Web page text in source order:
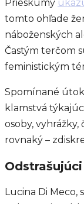
Prieskumy
tomto ohľade
náboženských
Častým terčom
feministickým
Spomínané
klamstvá
osoby, vyhrážky,
rovnaký –
Lucina Di